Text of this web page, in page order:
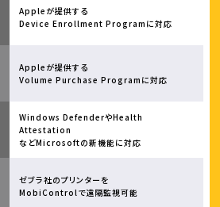
Appleが提供する
Device Enrollment Programに対応
Appleが提供する
Volume Purchase Programに対応
Windows DefenderやHealth
Attestation
などMicrosoftの新機能に対応
ゼブラ社のプリンターを
MobiControlで遠隔監視可能